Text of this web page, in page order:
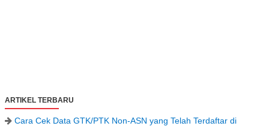
ARTIKEL TERBARU
Cara Cek Data GTK/PTK Non-ASN yang Telah Terdaftar di